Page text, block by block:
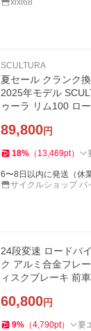
xixi68
SCULTURA
夏セール クランク
2025年モデル
ゥーラ リム100 ロ
89,800円
18% （ 13,469pt）
6〜8日以内に発送（休
サイクルショップ バ
24段変速 ロードバ
ク アルミ合金フレ
ィスクブレーキ 前
60,800円
9% （4,790pt） 要